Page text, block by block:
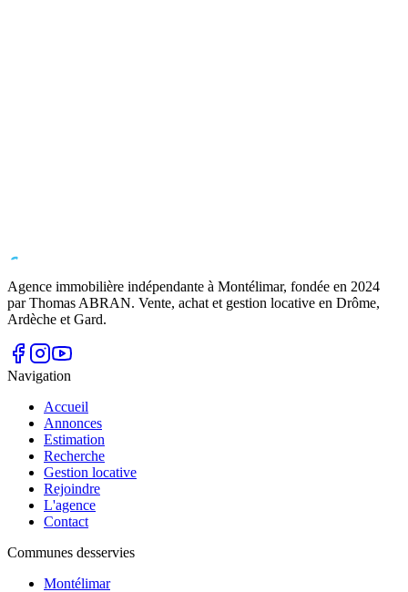
Agence immobilière indépendante à Montélimar, fondée en 2024
par Thomas ABRAN. Vente, achat et gestion locative en Drôme,
Ardèche et Gard.
Navigation
Accueil
Annonces
Estimation
Recherche
Gestion locative
Rejoindre
L'agence
Contact
Communes desservies
Montélimar